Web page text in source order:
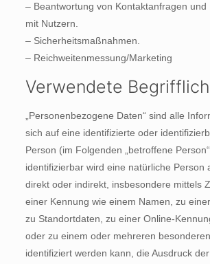
– Beantwortung von Kontaktanfragen und
mit Nutzern.
– Sicherheitsmaßnahmen.
– Reichweitenmessung/Marketing
Verwendete
„Personenbezogene Daten“ sind alle
sich auf eine identifizierte oder
Person (im Folgenden „betroffene
identifizierbar wird eine natürliche Person
direkt oder indirekt, insbesondere mittels
einer Kennung wie einem Namen, zu
zu Standortdaten, zu einer Online-
oder zu einem oder mehreren
identifiziert werden kann, die Ausdruck der